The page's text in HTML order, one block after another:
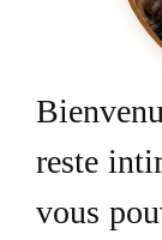
reste
vous